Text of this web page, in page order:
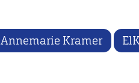
Annemarie Kramer